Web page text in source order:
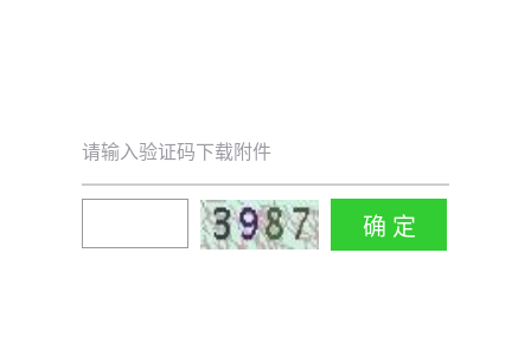
请输入验证码下载附件